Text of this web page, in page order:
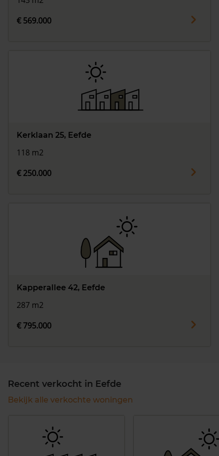
€ 569.000
Kerklaan 25, Eefde
118 m2
€ 250.000
Kapperallee 42, Eefde
287 m2
€ 795.000
Recent verkocht in Eefde
Bekijk alle verkochte woningen